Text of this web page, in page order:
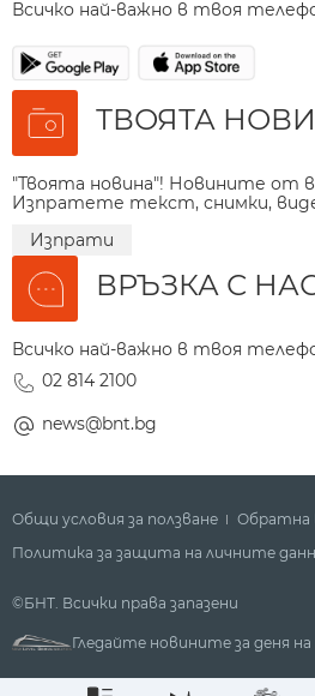
Всичко най-важно в твоя
ТВОЯТА
"Твоята новина"! Новините от
Изпратете текст, снимки,
Изпрати
ВРЪЗКА С
Всичко най-важно в твоя
02 814 2100
news@bnt.bg
Общи условия за ползване Обратна
Политика за защита на личните
©БНТ. Всички права запазени
Гледайте новините за деня